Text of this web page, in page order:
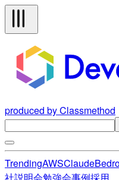
produced by Classmethod
TrendingAWSClaude
社説明会勉強会事例採用